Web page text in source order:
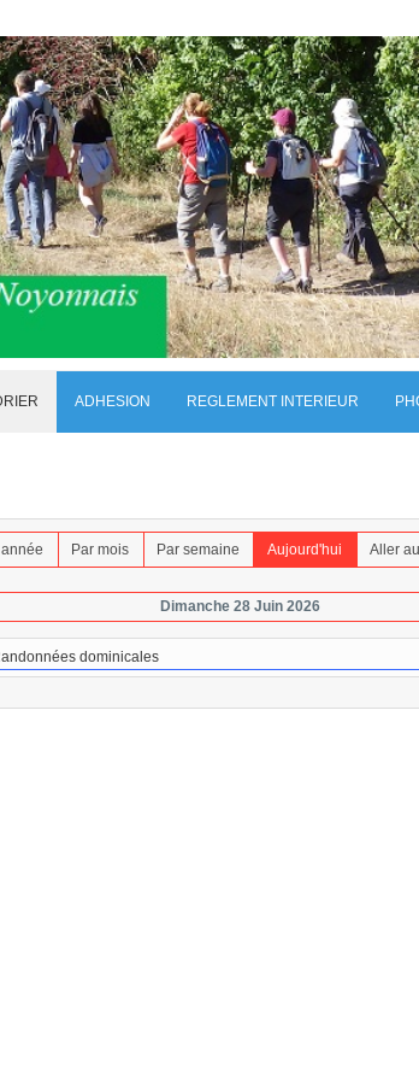
ADHESION REGLEMENT INTERIEUR
année Par mois Par semaine Aujourd'hui Aller
Dimanche 28 Juin 2026
dominicales